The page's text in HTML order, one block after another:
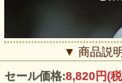
▼ 商品説
セール価格:8,820円(